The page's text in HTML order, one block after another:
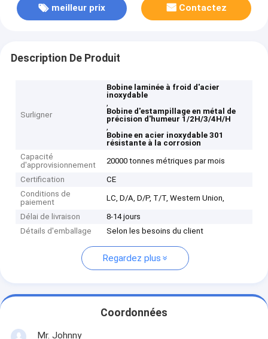
meilleur prix Contactez
Description De Produit
Surligner
Bobine laminée à froid d'acier
inoxydable
,
Bobine d'estampillage en métal de
précision d'humeur 1/2H/3/4H/H
,
Bobine en acier inoxydable 301
résistante à la corrosion
Capacité
d'approvisionnement
20000 tonnes métriques par mois
Certification
CE
Conditions de
paiement
LC, D/A, D/P, T/T, Western Union,
Délai de livraison
8-14 jours
Détails d'emballage
Selon les besoins du client
Regardez plus
Coordonnées
Mr. Johnny